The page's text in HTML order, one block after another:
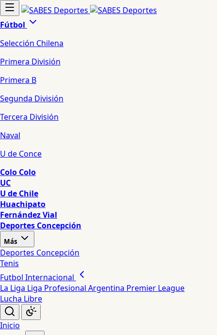
Fútbol
Selección Chilena
Primera División
Primera B
Segunda División
Tercera División
Naval
U de Conce
Colo Colo
UC
U de Chile
Huachipato
Fernández Vial
Deportes Concepción
Más
Deportes Concepción
Tenis
Futbol Internacional
La Liga Liga Profesional Argentina Premier League
Lucha Libre
Inicio